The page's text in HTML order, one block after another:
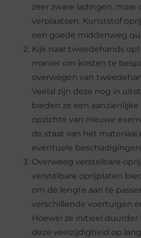
zeer zware ladingen,
verplaatsen. Kunststof
een goede middenweg
Kijk naar tweedehands
manier om kosten te
overwegen van
Veelal zijn deze nog in
bieden ze een
opzichte van nieuwe
de staat van het materiaal
eventuele
Overweeg verstelbare
verstelbare oprijplaten
om de lengte aan te
verschillende voertuigen
Hoewel ze initieel duurder
deze veelzijdigheid op